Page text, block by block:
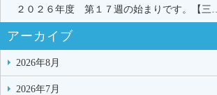
２０２６年度 第１７週の始まりです。【三…
アーカイブ
2026年8月
2026年7月